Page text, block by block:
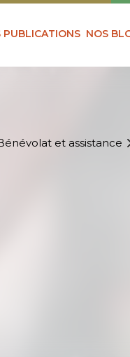
PUBLICATIONS NOS
et assistance